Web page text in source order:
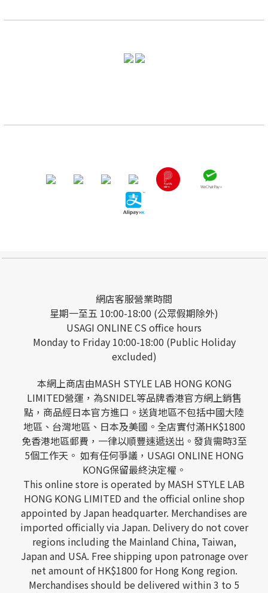
網店客服營業時間
星期一至五 10:00-18:00 (公眾假期除外)
USAGI ONLINE CS office hours
Monday to Friday 10:00-18:00 (Public Holiday
excluded)
本網上商店由MASH STYLE LAB HONG KONG
LIMITED營運，為SNIDEL等品牌香港官方網上銷售
點，商品經日本官方進口。送貨地區不包括中國大陸
地區、台灣地區、日本及美國。全店實付滿HK$1800
免香港地區郵費，一律以順豐速遞送出。發貨需時3至
5個工作天。 如有任何爭議，USAGI ONLINE HONG
KONG保留最終決定權。
This online store is operated by MASH STYLE LAB
HONG KONG LIMITED and the official online shop
appointed by Japan headquarter. Merchandises are
imported officially via Japan. Delivery do not cover
regions including the Mainland China, Taiwan,
Japan and USA. Free shipping upon patronage over
net amount of HK$1800 for Hong Kong region.
Merchandises should be delivered within 3 to 5